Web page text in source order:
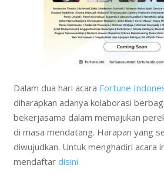
Dalam dua hari acara Fortune
diharapkan adanya kolaborasi
bekerjasama dalam memajukan
di masa mendatang. Harapan yang
diwujudkan. Untuk menghadiri acara
mendaftar disini